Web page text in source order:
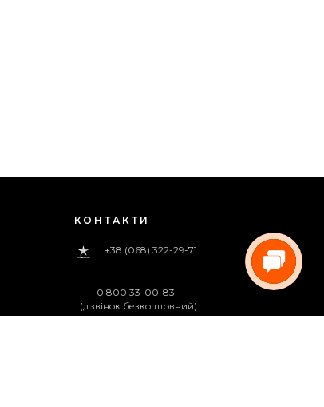
КОНТАКТИ
+38 (068) 322-29-71
0 800 33-00-83
(дзвінок безкоштовний)